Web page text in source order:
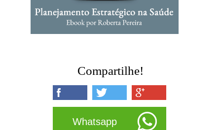
Compartilhe!
Whatsapp